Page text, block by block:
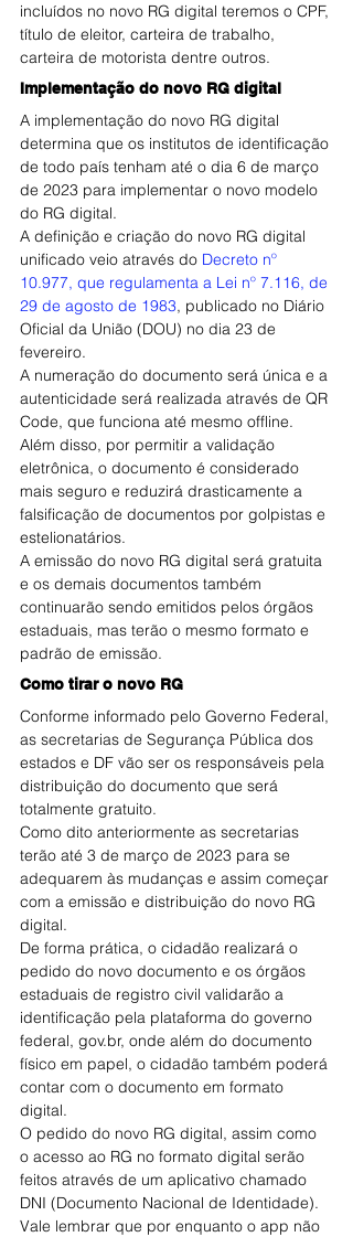
incluídos no novo RG digital teremos o CPF,
título de eleitor, carteira de trabalho,
carteira de motorista dentre outros.
Implementação do novo RG digital
A implementação do novo RG digital
determina que os institutos de identificação
de todo país tenham até o dia 6 de março
de 2023 para implementar o novo modelo
do RG digital.
A definição e criação do novo RG digital
unificado veio através do Decreto nº
10.977, que regulamenta a Lei nº 7.116, de
29 de agosto de 1983, publicado no Diário
Oficial da União (DOU) no dia 23 de
fevereiro.
A numeração do documento será única e a
autenticidade será realizada através de QR
Code, que funciona até mesmo offline.
Além disso, por permitir a validação
eletrônica, o documento é considerado
mais seguro e reduzirá drasticamente a
falsificação de documentos por golpistas e
estelionatários.
A emissão do novo RG digital será gratuita
e os demais documentos também
continuarão sendo emitidos pelos órgãos
estaduais, mas terão o mesmo formato e
padrão de emissão.
Como tirar o novo RG
Conforme informado pelo Governo Federal,
as secretarias de Segurança Pública dos
estados e DF vão ser os responsáveis pela
distribuição do documento que será
totalmente gratuito.
Como dito anteriormente as secretarias
terão até 3 de março de 2023 para se
adequarem às mudanças e assim começar
com a emissão e distribuição do novo RG
digital.
De forma prática, o cidadão realizará o
pedido do novo documento e os órgãos
estaduais de registro civil validarão a
identificação pela plataforma do governo
federal, gov.br, onde além do documento
físico em papel, o cidadão também poderá
contar com o documento em formato
digital.
O pedido do novo RG digital, assim como
o acesso ao RG no formato digital serão
feitos através de um aplicativo chamado
DNI (Documento Nacional de Identidade).
Vale lembrar que por enquanto o app não